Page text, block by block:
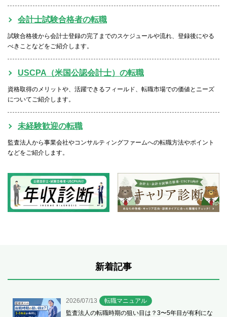
会計士試験合格者の転職
試験合格後から会計士登録の完了までのスケジュールや流れ、登録後にやる
べきことなどをご紹介します。
USCPA（米国公認会計士）の転職
資格取得のメリットや、活躍できるフィールド、転職市場での価値とニーズ
についてご紹介します。
未経験歓迎の転職
監査法人から事業会社やコンサルティングファームへの転職方法やポイント
などをご紹介します。
新着記事
2026/07/13
転職マニュアル
監査法人の転職時期の狙い目は？3〜5年目が有利にな